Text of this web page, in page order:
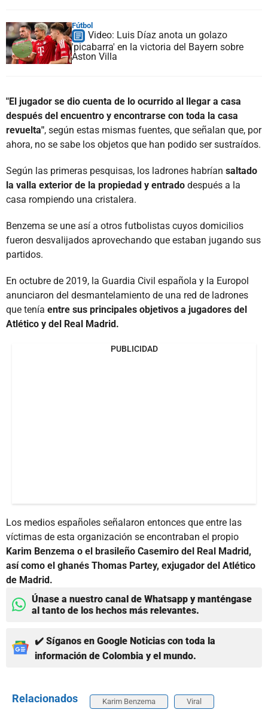
Fútbol
Video: Luis Díaz anota un golazo
'picabarra' en la victoria del Bayern sobre
Aston Villa
"El jugador se dio cuenta de lo ocurrido al llegar a casa
después del encuentro y encontrarse con toda la casa
revuelta", según estas mismas fuentes, que señalan que, por
ahora, no se sabe los objetos que han podido ser sustraídos.
Según las primeras pesquisas, los ladrones habrían saltado
la valla exterior de la propiedad y entrado después a la
casa rompiendo una cristalera.
Benzema se une así a otros futbolistas cuyos domicilios
fueron desvalijados aprovechando que estaban jugando sus
partidos.
En octubre de 2019, la Guardia Civil española y la Europol
anunciaron del desmantelamiento de una red de ladrones
que tenía entre sus principales objetivos a jugadores del
Atlético y del Real Madrid.
PUBLICIDAD
Los medios españoles señalaron entonces que entre las
víctimas de esta organización se encontraban el propio
Karim Benzema o el brasileño Casemiro del Real Madrid,
así como el ghanés Thomas Partey, exjugador del Atlético
de Madrid.
Únase a nuestro canal de Whatsapp y manténgase
al tanto de los hechos más relevantes.
✔️ Síganos en Google Noticias con toda la
información de Colombia y el mundo.
Relacionados Karim Benzema Viral